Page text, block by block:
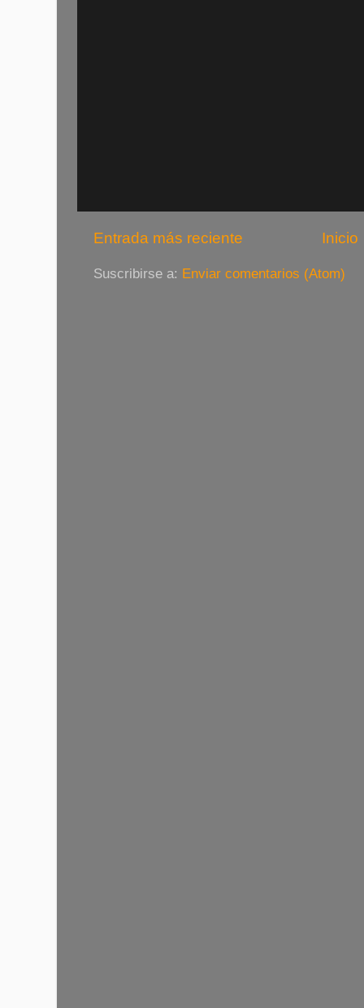
Entrada más reciente Inicio
Suscribirse a: Enviar comentarios (Atom)